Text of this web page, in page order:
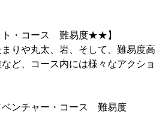
ト・コース 難易度★★】
りや丸太、岩、そして、難易度高
ど、コース内には様々なアクショ
ベンチャー・コース 難易度